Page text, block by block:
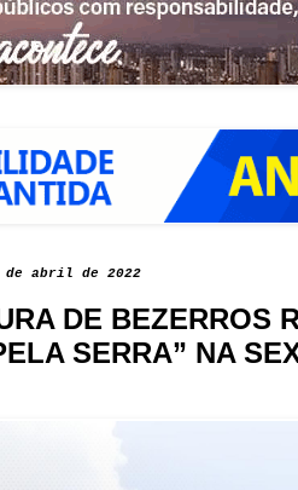
abril de 2022
DE BEZERROS
SERRA” NA